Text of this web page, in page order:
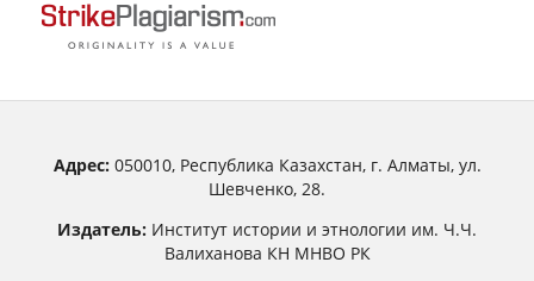
Адрес:050010, Республика Казахстан, г. Алматы, ул.
Шевченко, 28.
Издатель: Институт истории и этнологии им. Ч.Ч.
Валиханова КН МНВО РК